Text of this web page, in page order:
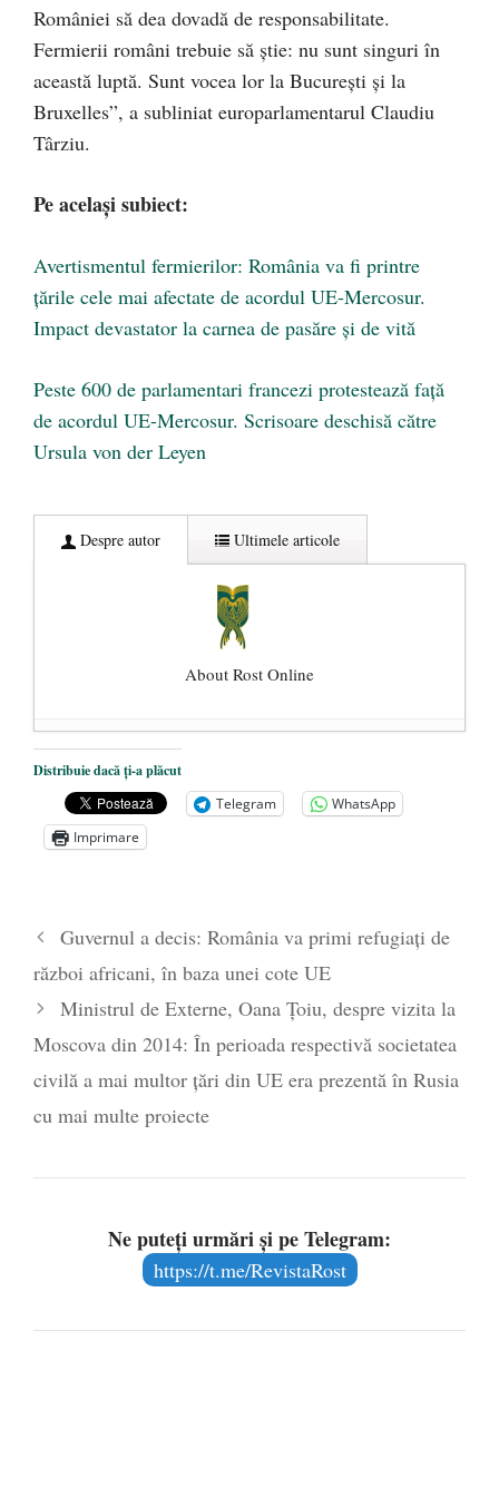
României să dea dovadă de responsabilitate.
Fermierii români trebuie să știe: nu sunt singuri în
această luptă. Sunt vocea lor la București și la
Bruxelles”, a subliniat europarlamentarul Claudiu
Târziu.
Pe același subiect:
Avertismentul fermierilor: România va fi printre
țările cele mai afectate de acordul UE-Mercosur.
Impact devastator la carnea de pasăre și de vită
Peste 600 de parlamentari francezi protestează față
de acordul UE-Mercosur. Scrisoare deschisă către
Ursula von der Leyen
Despre autor Ultimele articole
About Rost Online
Dezvăluiri cutremurătoare despre
președintele Ucrainei, Volodymyr
Zelensky
- 13 mai 2026
Statul care servește Națiunea
poetului Octavian Goga, înlăturat din Iași
- 16 aprilie 2026
Distribuie dacă ți-a plăcut
Telegram
WhatsApp
Imprimare
Guvernul a decis: România va primi refugiați de
război africani, în baza unei cote UE
Ministrul de Externe, Oana Țoiu, despre vizita la
Moscova din 2014: În perioada respectivă societatea
civilă a mai multor ţări din UE era prezentă în Rusia
cu mai multe proiecte
Ne puteți urmări și pe Telegram:
https://t.me/RevistaRost